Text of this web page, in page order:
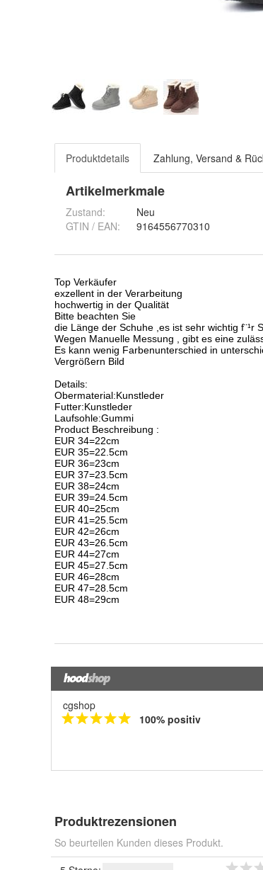
Produktdetails Zahlung, Versand &
Artikelmerkmale
Zustand:
Neu
GTIN / EAN:
9164556770310
cgshop
100% positiv
Produktrezensionen
So beurteilen Kunden dieses Produkt.